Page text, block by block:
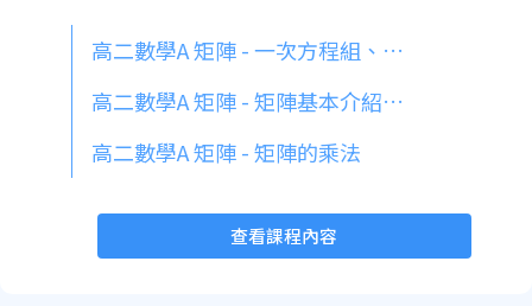
高二數學A 矩陣 - 一次方程組、高斯消去法
高二數學A 矩陣 - 矩陣基本介紹、矩陣的加減法與係數積
高二數學A 矩陣 - 矩陣的乘法
查看課程內容